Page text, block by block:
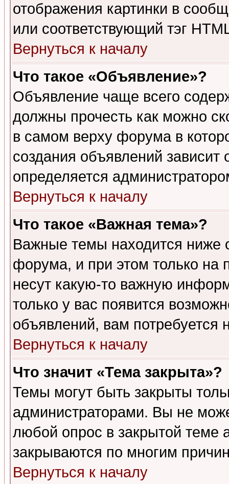
отображения картинки в
или соответствующий тэг
Вернуться к началу
Что такое «Объявление»?
Объявление чаще всего
должны прочесть как можно
в самом верху форума в
создания объявлений зависит
определяется
Вернуться к началу
Что такое «Важная тема»?
Важные темы находится ниже
форума, и при этом только на
несут какую-то важную
только у вас появится
объявлений, вам потребуется
Вернуться к началу
Что значит «Тема закрыта»?
Темы могут быть закрыты
администраторами. Вы не
любой опрос в закрытой теме
закрываются по многим
Вернуться к началу